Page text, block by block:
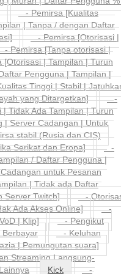
- Pemirsa [Kualitas
| Tanpa / dengan Daftar
- Pemirsa [Otorisasi |
Pemirsa [Tanpa otorisasi |
| Tampilan | Turun
Pengguna | Tampilan |
Tinggi | Stabil |
yang Ditargetkan]
-
Tidak Ada Tampilan | Turun
Server Cadangan | Untuk
stabil (Rusia dan CIS)
Serikat dan Eropa]
-
/ Daftar Pengguna |
untuk Pesanan
| Tidak ada Daftar
Twitch]
-
Ada Akses Online]
-
| Klip]
- Pengikut
- Keluhan
| Pemungutan suara]
Streaming Langsung-
Kick -